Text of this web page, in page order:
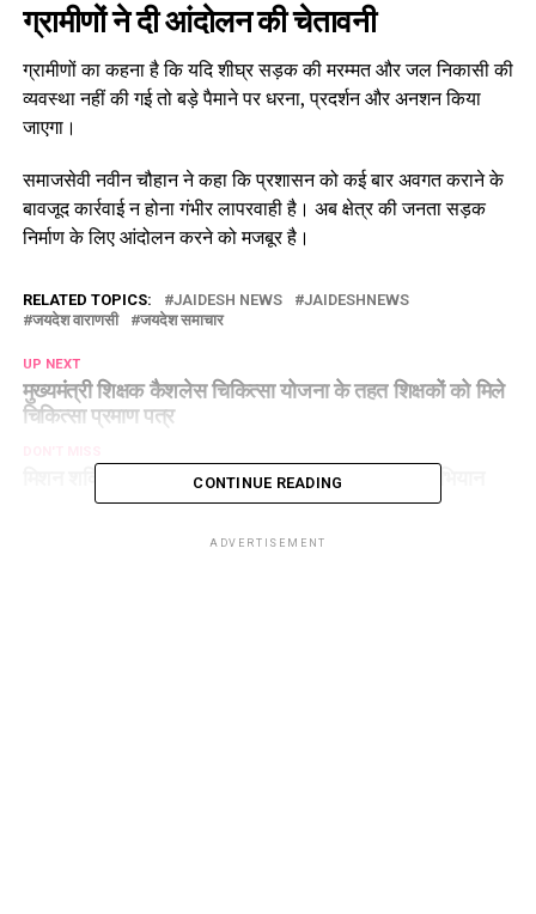
ग्रामीणों ने दी आंदोलन की चेतावनी
ग्रामीणों का कहना है कि यदि शीघ्र सड़क की मरम्मत और जल निकासी की
व्यवस्था नहीं की गई तो बड़े पैमाने पर धरना, प्रदर्शन और अनशन किया
जाएगा।
समाजसेवी नवीन चौहान ने कहा कि प्रशासन को कई बार अवगत कराने के
बावजूद कार्रवाई न होना गंभीर लापरवाही है। अब क्षेत्र की जनता सड़क
निर्माण के लिए आंदोलन करने को मजबूर है।
RELATED TOPICS: JAIDESH NEWS
JAIDESHNEWS
जयदेश वाराणसी
जयदेश समाचार
UP NEXT
मुख्यमंत्री शिक्षक कैशलेस चिकित्सा योजना के तहत शिक्षकों को मिले
चिकित्सा प्रमाण पत्र
मिशन शक्ति फेज-5 के तहत गाजीपुर में चला जागरूकता अभियान
CONTINUE READING
ADVERTISEMENT